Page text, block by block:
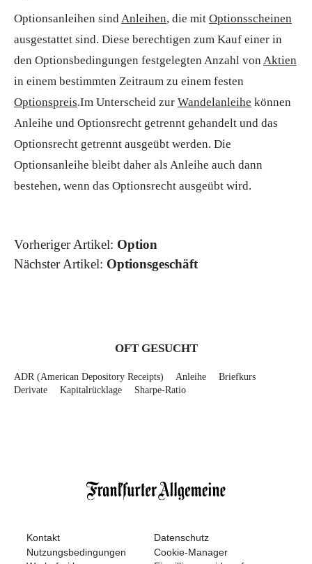
Optionsanleihen sindAnleihen, die mit Optionsscheinen
ausgestattet sind. Diese berechtigen zum Kauf einer in
den Optionsbedingungen festgelegten Anzahl von Aktien
in einem bestimmten Zeitraum zu einem festen
Optionspreis.Im Unterscheid zur Wandelanleihe können
Anleihe und Optionsrecht getrennt gehandelt und das
Optionsrecht getrennt ausgeübt werden. Die
Optionsanleihe bleibt daher als Anleihe auch dann
bestehen, wenn das Optionsrecht ausgeübt wird.
Vorheriger Artikel: Option
Nächster Artikel: Optionsgeschäft
OFT GESUCHT
ADR (American Depository Receipts) Anleihe
Briefkurs
Derivate
Kapitalrücklage Sharpe-Ratio
Kontakt
Datenschutz
Nutzungsbedingungen
Cookie-Manager